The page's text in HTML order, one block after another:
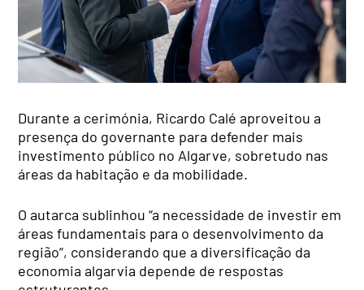
Durante a cerimónia, Ricardo Calé aproveitou a
presença do governante para defender mais
investimento público no Algarve, sobretudo nas
áreas da habitação e da mobilidade.
O autarca sublinhou “a necessidade de investir em
áreas fundamentais para o desenvolvimento da
região”, considerando que a diversificação da
economia algarvia depende de respostas